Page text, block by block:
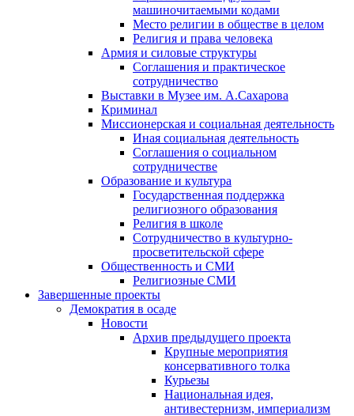
машиночитаемыми кодами
Место религии в обществе в целом
Религия и права человека
Армия и силовые структуры
Соглашения и практическое
сотрудничество
Выставки в Музее им. А.Сахарова
Криминал
Миссионерская и социальная деятельность
Иная социальная деятельность
Соглашения о социальном
сотрудничестве
Образование и культура
Государственная поддержка
религиозного образования
Религия в школе
Сотрудничество в культурно-
просветительской сфере
Общественность и СМИ
Религиозные СМИ
Завершенные проекты
Демократия в осаде
Новости
Архив предыдущего проекта
Крупные мероприятия
консервативного толка
Курьезы
Национальная идея,
антивестернизм, империализм